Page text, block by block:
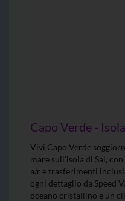
Capo Verde -
Vivi Capo Verde
mare sull’isola di Sal,
a/r e trasferimenti
ogni dettaglio da Speed
oceano cristallino e un